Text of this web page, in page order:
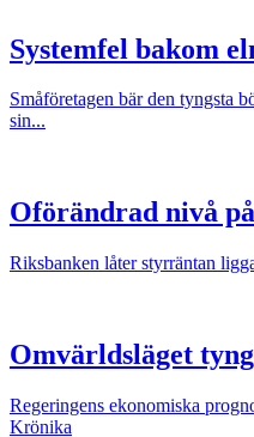
Systemfel bakom
Småföretagen bär den tyngsta
sin...
Oförändrad nivå
Riksbanken låter styrräntan
Omvärldsläget
Regeringens ekonomiska
Krönika